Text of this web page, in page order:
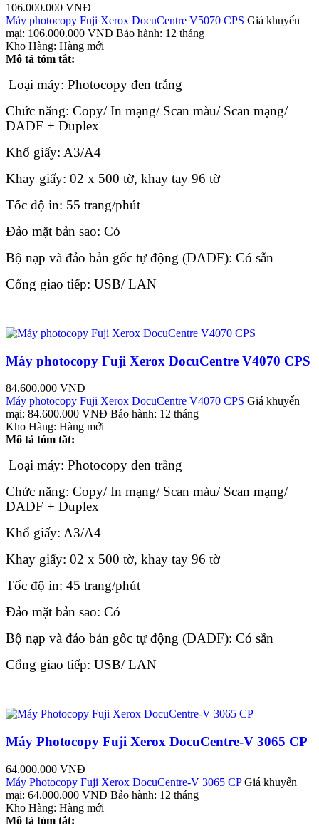
106.000.000 VNĐ
Máy photocopy Fuji Xerox DocuCentre V5070 CPS Giá khuyến
mại: 106.000.000 VNĐ Bảo hành: 12 tháng
Kho Hàng: Hàng mới
Mô tả tóm tắt:
Loại máy: Photocopy đen trắng
Chức năng: Copy/ In mạng/ Scan màu/ Scan mạng/
DADF + Duplex
Khổ giấy: A3/A4
Khay giấy: 02 x 500 tờ, khay tay 96 tờ
Tốc độ in: 55 trang/phút
Đảo mặt bản sao: Có
Bộ nạp và đảo bản gốc tự động (DADF): Có sẵn
Cổng giao tiếp: USB/ LAN
Máy photocopy Fuji Xerox DocuCentre V4070 CPS
84.600.000 VNĐ
Máy photocopy Fuji Xerox DocuCentre V4070 CPS Giá khuyến
mại: 84.600.000 VNĐ Bảo hành: 12 tháng
Kho Hàng: Hàng mới
Mô tả tóm tắt:
Loại máy: Photocopy đen trắng
Chức năng: Copy/ In mạng/ Scan màu/ Scan mạng/
DADF + Duplex
Khổ giấy: A3/A4
Khay giấy: 02 x 500 tờ, khay tay 96 tờ
Tốc độ in: 45 trang/phút
Đảo mặt bản sao: Có
Bộ nạp và đảo bản gốc tự động (DADF): Có sẵn
Cổng giao tiếp: USB/ LAN
Máy Photocopy Fuji Xerox DocuCentre-V 3065 CP
64.000.000 VNĐ
Máy Photocopy Fuji Xerox DocuCentre-V 3065 CP Giá khuyến
mại: 64.000.000 VNĐ Bảo hành: 12 tháng
Kho Hàng: Hàng mới
Mô tả tóm tắt: